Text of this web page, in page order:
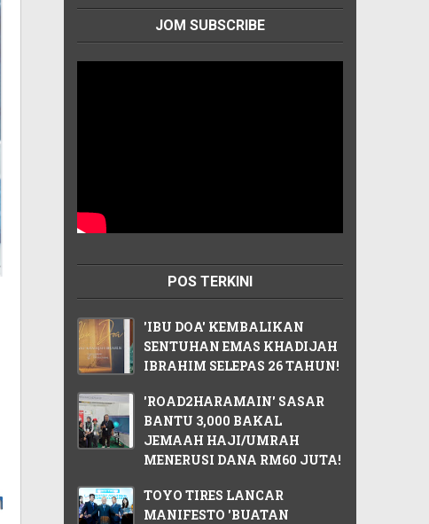
JOM SUBSCRIBE
POS TERKINI
'IBU DOA' KEMBALIKAN
SENTUHAN EMAS KHADIJAH
IBRAHIM SELEPAS 26 TAHUN!
'ROAD2HARAMAIN' SASAR
BANTU 3,000 BAKAL
JEMAAH HAJI/UMRAH
MENERUSI DANA RM60 JUTA!
TOYO TIRES LANCAR
MANIFESTO 'BUATAN